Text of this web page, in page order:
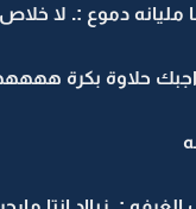
دموع :. لا خلاص
اجبك حلاوة بكرة